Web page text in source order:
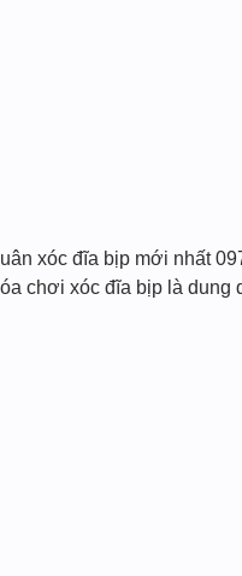
xóc đĩa bịp mới nhất
chơi xóc đĩa bịp là dung